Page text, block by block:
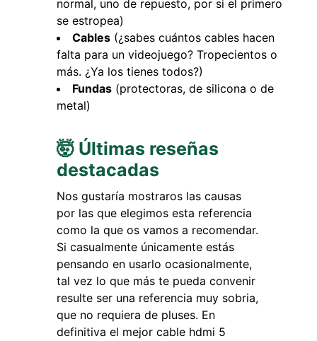
normal, uno de repuesto, por si el primero
se estropea)
Cables (¿sabes cuántos cables hacen
falta para un videojuego? Tropecientos o
más. ¿Ya los tienes todos?)
Fundas (protectoras, de silicona o de
metal)
🤯 Últimas reseñas
destacadas
Nos gustaría mostraros las causas
por las que elegimos esta referencia
como la que os vamos a recomendar.
Si casualmente únicamente estás
pensando en usarlo ocasionalmente,
tal vez lo que más te pueda convenir
resulte ser una referencia muy sobria,
que no requiera de pluses. En
definitiva el mejor cable hdmi 5